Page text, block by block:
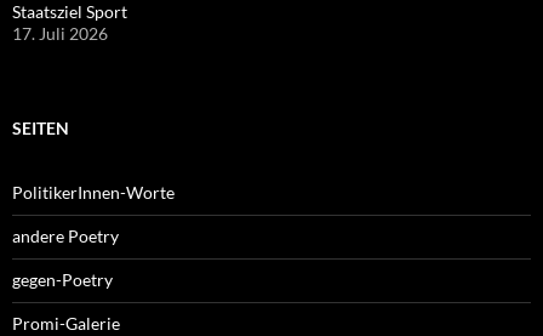
Staatsziel Sport
17. Juli 2026
SEITEN
PolitikerInnen-Worte
andere Poetry
gegen-Poetry
Promi-Galerie